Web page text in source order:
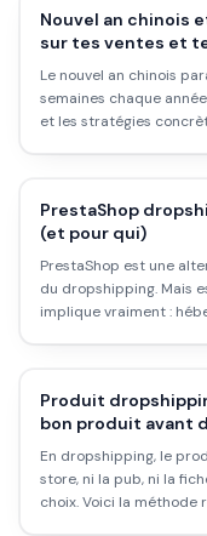
Nouvel an chinois
sur tes ventes et
Le nouvel an chinois
semaines chaque
et les stratégies
PrestaShop
(et pour qui)
PrestaShop est une
du dropshipping. Mais
implique vraiment :
Produit
bon produit avant
En dropshipping, le
store, ni la pub, ni la
choix. Voici la méthode